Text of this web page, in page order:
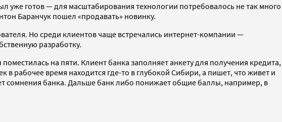
уже готов — для масштабирования технологии потребовалось не так много
Баранчук пошел «продавать» новинку.
Но среди клиентов чаще встречались интернет-компании —
разработку.
на пяти. Клиент банка заполняет анкету для получения кредита,
рабочее время находится где-то в глубокой Сибири, а пишет, что живет и
сомнения банка. Дальше банк либо понижает общие баллы, например, в